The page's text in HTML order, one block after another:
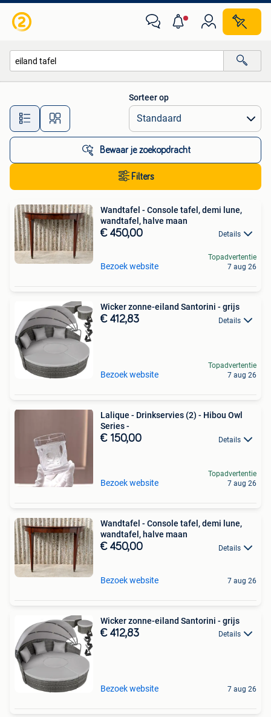
Alle afstanden…
Sorteer op
Bewaar je zoekopdracht
Filters
Wandtafel - Console tafel, demi lune,
wandtafel, halve maan
€ 450,00 Details
Bezoek website
Topadvertentie
7 aug 26
Wicker zonne-eiland Santorini - grijs
€ 412,83 Details
Bezoek website
Topadvertentie
7 aug 26
Lalique - Drinkservies (2) - Hibou Owl
Series -
€ 150,00 Details
Bezoek website
Topadvertentie
7 aug 26
Wandtafel - Console tafel, demi lune,
wandtafel, halve maan
€ 450,00 Details
Bezoek website 7 aug 26
Wicker zonne-eiland Santorini - grijs
€ 412,83 Details
Bezoek website 7 aug 26